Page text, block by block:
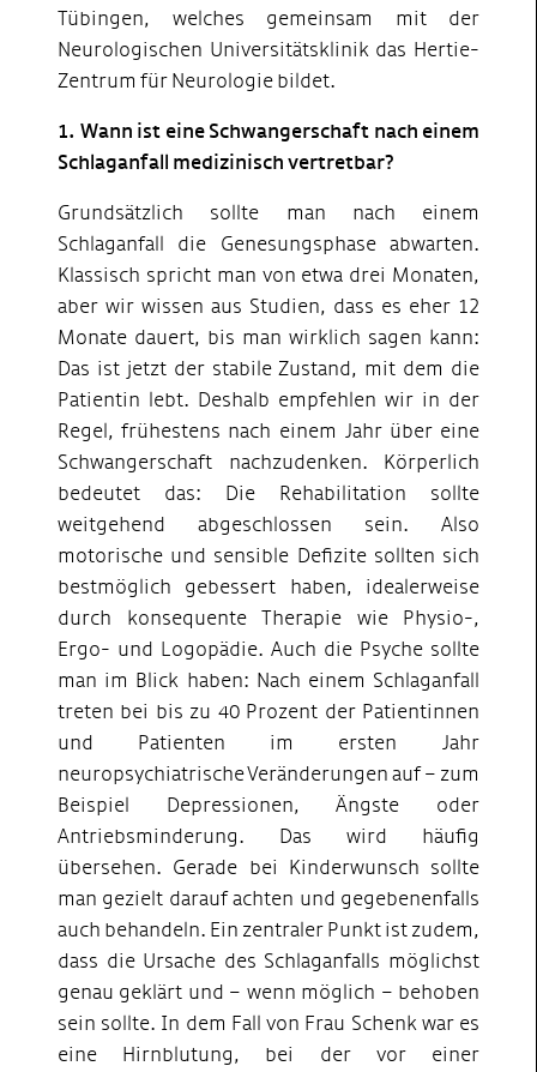
Tübingen, welches gemeinsam mit der
Neurologischen Universitätsklinik das Hertie-
Zentrum für Neurologie bildet.
1. Wann ist eine Schwangerschaft nach einem
Schlaganfall medizinisch vertretbar?
Grundsätzlich sollte man nach einem
Schlaganfall die Genesungsphase abwarten.
Klassisch spricht man von etwa drei Monaten,
aber wir wissen aus Studien, dass es eher 12
Monate dauert, bis man wirklich sagen kann:
Das ist jetzt der stabile Zustand, mit dem die
Patientin lebt. Deshalb empfehlen wir in der
Regel, frühestens nach einem Jahr über eine
Schwangerschaft nachzudenken. Körperlich
bedeutet das: Die Rehabilitation sollte
weitgehend abgeschlossen sein. Also
motorische und sensible Defizite sollten sich
bestmöglich gebessert haben, idealerweise
durch konsequente Therapie wie Physio-,
Ergo- und Logopädie. Auch die Psyche sollte
man im Blick haben: Nach einem Schlaganfall
treten bei bis zu 40 Prozent der Patientinnen
und Patienten im ersten Jahr
neuropsychiatrische Veränderungen auf – zum
Beispiel Depressionen, Ängste oder
Antriebsminderung. Das wird häufig
übersehen. Gerade bei Kinderwunsch sollte
man gezielt darauf achten und gegebenenfalls
auch behandeln. Ein zentraler Punkt ist zudem,
dass die Ursache des Schlaganfalls möglichst
genau geklärt und – wenn möglich – behoben
sein sollte. In dem Fall von Frau Schenk war es
eine Hirnblutung, bei der vor einer